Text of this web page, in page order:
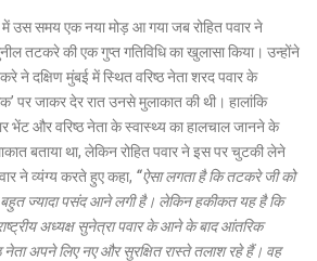
में उस समय एक नया मोड़ आ गया जब रोहित पवार ने
तटकरे की एक गुप्त गतिविधि का खुलासा किया। उन्होंने
ने दक्षिण मुंबई में स्थित वरिष्ठ नेता शरद पवार के
पर जाकर देर रात उनसे मुलाकात की थी। हालांकि
भेंट और वरिष्ठ नेता के स्वास्थ्य का हालचाल जानने के
बताया था, लेकिन रोहित पवार ने इस पर चुटकी लेने
ने व्यंग्य करते हुए कहा, “ऐसा लगता है कि तटकरे जी को
ज्यादा पसंद आने लगी है। लेकिन हकीकत यह है कि
अध्यक्ष सुनेत्रा पवार के आने के बाद आंतरिक
नेता अपने लिए नए और सुरक्षित रास्ते तलाश रहे हैं। वह